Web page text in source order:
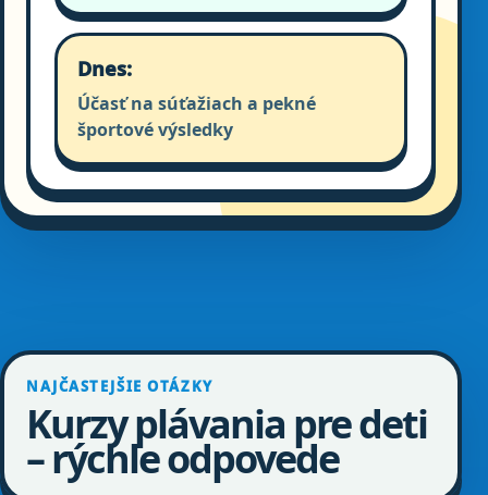
Dnes:
Účasť na súťažiach a pekné
športové výsledky
NAJČASTEJŠIE OTÁZKY
Kurzy plávania pre deti
– rýchle odpovede